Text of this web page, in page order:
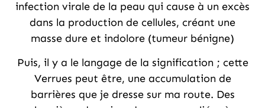
infection virale de la peau qui cause à un excès
dans la production de cellules, créant une
masse dure et indolore (tumeur bénigne)
Puis, il y a le langage de la signification ; cette
Verrues peut être, une accumulation de
barrières que je dresse sur ma route. Des